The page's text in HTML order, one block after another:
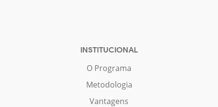
INSTITUCIONAL
O Programa
Metodologia
Vantagens